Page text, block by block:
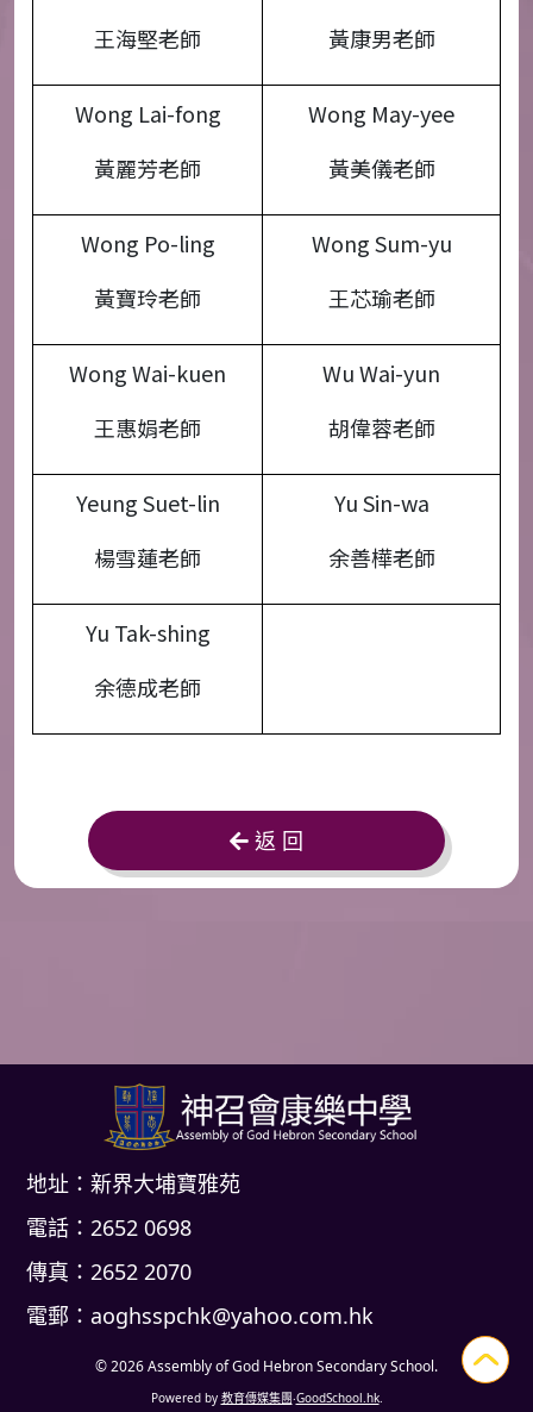
王海堅老師
黃康男老師
Wong Lai-fong
黃麗芳老師
Wong May-yee
黃美儀老師
Wong Po-ling
黃寶玲老師
Wong Sum-yu
王芯瑜老師
Wong Wai-kuen
王惠娟老師
Wu Wai-yun
胡偉蓉老師
Yeung Suet-lin
楊雪蓮老師
Yu Sin-wa
余善樺老師
Yu Tak-shing
余德成老師
返 回
地址：新界大埔寶雅苑
電話：2652 0698
傳真：2652 2070
電郵： aoghsspchk@yahoo.com.hk
© 2026Assembly of God Hebron Secondary School.
Powered by 教育傳媒集團‧GoodSchool.hk.